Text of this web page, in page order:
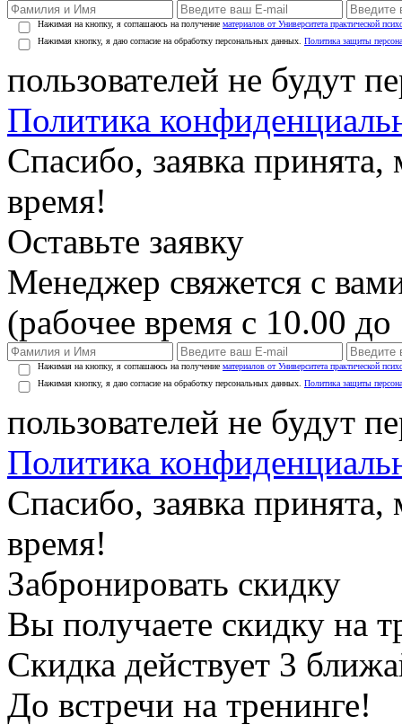
Нажимая на кнопку, я соглашаюсь на получение материалов от Университета практической
Нажимая кнопку, я даю согласие на обработку персональных данных. Политика защиты
пользователей не будут
Политика
Спасибо, заявка
время!
Оставьте заявку
Менеджер свяжется с
(рабочее время с 10.00
Нажимая на кнопку, я соглашаюсь на получение материалов от Университета практической
Нажимая кнопку, я даю согласие на обработку персональных данных. Политика защиты
пользователей не будут
Политика
Спасибо, заявка
время!
Забронировать скидку
Вы получаете скидку на
Скидка действует 3
До встречи на тренинге!